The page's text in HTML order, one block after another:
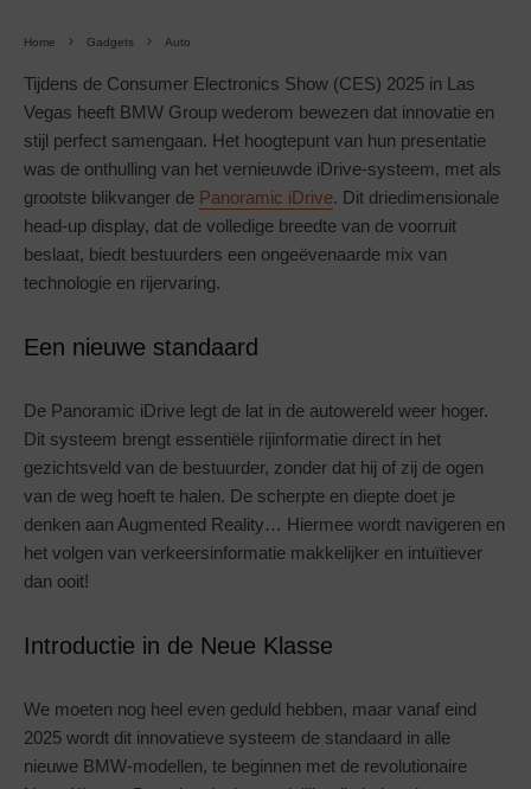
Home Gadgets Auto
Tijdens de Consumer Electronics Show (CES) 2025 in Las
Vegas heeft BMW Group wederom bewezen dat innovatie en
stijl perfect samengaan. Het hoogtepunt van hun presentatie
was de onthulling van het vernieuwde iDrive-systeem, met als
grootste blikvanger de Panoramic iDrive. Dit driedimensionale
head-up display, dat de volledige breedte van de voorruit
beslaat, biedt bestuurders een ongeëvenaarde mix van
technologie en rijervaring.
Een nieuwe standaard
De Panoramic iDrive legt de lat in de autowereld weer hoger.
Dit systeem brengt essentiële rijinformatie direct in het
gezichtsveld van de bestuurder, zonder dat hij of zij de ogen
van de weg hoeft te halen. De scherpte en diepte doet je
denken aan Augmented Reality… Hiermee wordt navigeren en
het volgen van verkeersinformatie makkelijker en intuïtiever
dan ooit!
Introductie in de Neue Klasse
We moeten nog heel even geduld hebben, maar vanaf eind
2025 wordt dit innovatieve systeem de standaard in alle
nieuwe BMW-modellen, te beginnen met de revolutionaire